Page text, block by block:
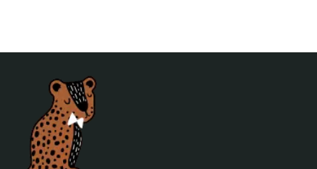
Lost and Found
Lulujo
Ma-Ciel
ABZ
Meyco